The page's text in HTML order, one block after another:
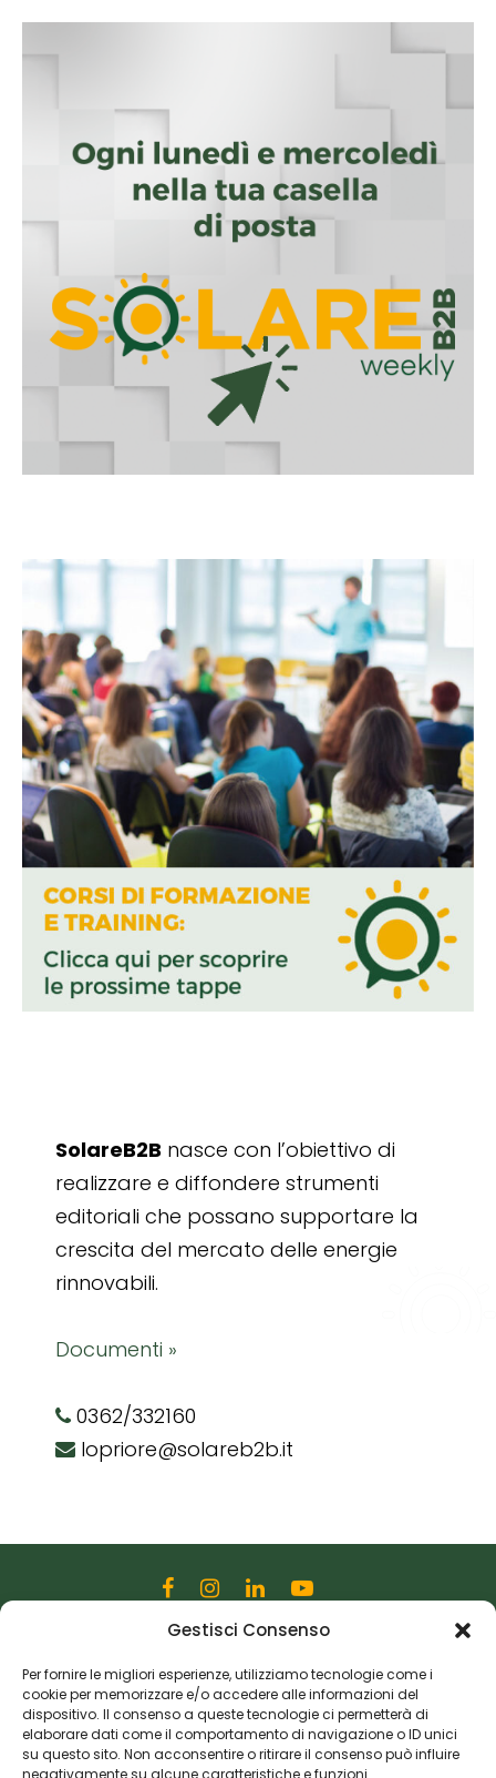
Gestisci Consenso
Per fornire le migliori esperienze, utilizziamo tecnologie come i
cookie per memorizzare e/o accedere alle informazioni del
dispositivo. Il consenso a queste tecnologie ci permetterà di
elaborare dati come il comportamento di navigazione o ID unici
su questo sito. Non acconsentire o ritirare il consenso può influire
negativamente su alcune caratteristiche e funzioni.
SolareB2B nasce con l’obiettivo di
realizzare e diffondere strumenti
editoriali che possano supportare la
crescita del mercato delle energie
rinnovabili.
Documenti »
0362/332160
lopriore@solareb2b.it
Via Martiri della Libertà, 28
20833 Giussano (MB)
P.I. 06982770965